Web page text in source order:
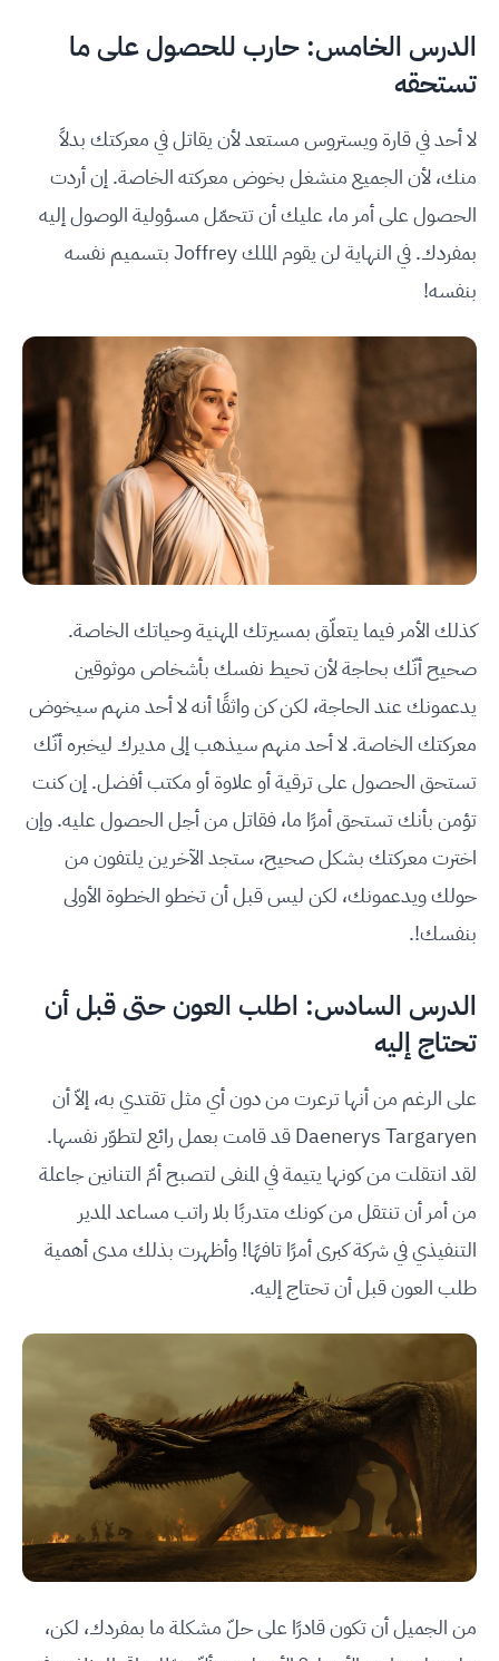
الدرس الخامس: حارب للحصول على ما
تستحقه
لا أحد في قارة ويستروس مستعد لأن يقاتل في معركتك بدلاً
منك، لأن الجميع منشغل بخوض معركته الخاصة. إن أردت
الحصول على أمر ما، عليك أن تتحمّل مسؤولية الوصول إليه
بمفردك. في النهاية لن يقوم الملك Joffrey بتسميم نفسه
بنفسه!
كذلك الأمر فيما يتعلّق بمسيرتك المهنية وحياتك الخاصة.
صحيح أنّك بحاجة لأن تحيط نفسك بأشخاص موثوقين
يدعمونك عند الحاجة، لكن كن واثقًا أنه لا أحد منهم سيخوض
معركتك الخاصة. لا أحد منهم سيذهب إلى مديرك ليخبره أنّك
تستحق الحصول على ترقية أو علاوة أو مكتب أفضل. إن كنت
تؤمن بأنك تستحق أمرًا ما، فقاتل من أجل الحصول عليه. وإن
اخترت معركتك بشكل صحيح، ستجد الآخرين يلتفون من
حولك ويدعمونك، لكن ليس قبل أن تخطو الخطوة الأولى
بنفسك!.
الدرس السادس: اطلب العون حتى قبل أن
تحتاج إليه
على الرغم من أنها ترعرت من دون أي مثل تقتدي به، إلاّ أن
Daenerys Targaryen قد قامت بعمل رائع لتطوّر نفسها.
لقد انتقلت من كونها يتيمة في المنفى لتصبح أمّ التنانين جاعلة
من أمر أن تنتقل من كونك متدربًا بلا راتب مساعد المدير
التنفيذي في شركة كبرى أمرًا تافهًا! وأظهرت بذلك مدى أهمية
طلب العون قبل أن تحتاج إليه.
من الجميل أن تكون قادرًا على حلّ مشكلة ما بمفردك، لكن،